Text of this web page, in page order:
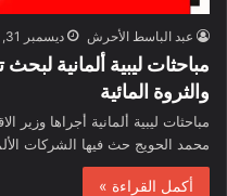
عبد الباسط الأحرش ديسمبر 31, 2023
مباحثات ليبية ألمانية
والثروة المائية
مباحثات ليبية ألمانية أجراها وزير
محمد الحويج حث فيها الشركات
أكمل القراءة »